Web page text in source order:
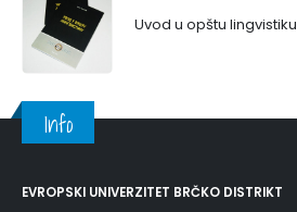
Uvod u opštu lingvistiku
Info
EVROPSKI UNIVERZITET BRČKO DISTRIKT